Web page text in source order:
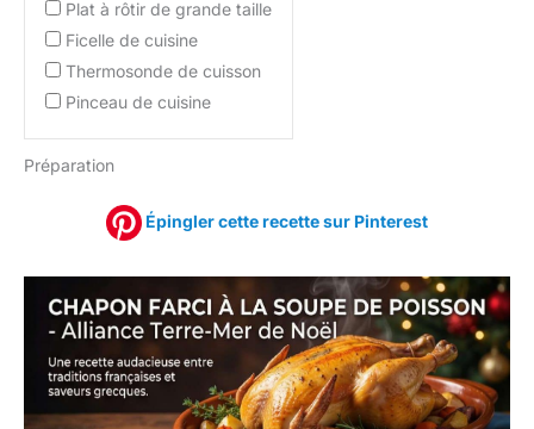
Plat à rôtir de grande taille
Ficelle de cuisine
Thermosonde de cuisson
Pinceau de cuisine
Préparation
Épingler cette recette sur Pinterest